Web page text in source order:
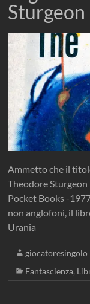
Sturgeon
Ammetto che il
Theodore Sturgeon
Pocket Books -
non anglofoni, il
Urania
giocatoresingolo
Fantascienza,